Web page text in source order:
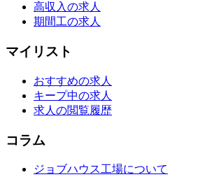
高収入の求人
期間工の求人
マイリスト
おすすめの求人
キープ中の求人
求人の閲覧履歴
コラム
ジョブハウス工場について